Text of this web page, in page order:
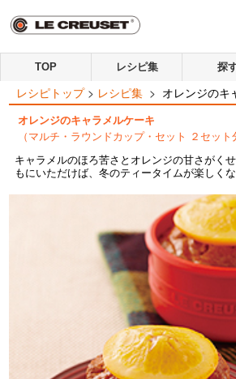
TOP レシピ集 探
レシピトップ > レシピ集 > オレンジのキ
オレンジのキャラメルケーキ
（マルチ・ラウンドカップ・セット ２セット
キャラメルのほろ苦さとオレンジの甘さがく
もにいただけば、冬のティータイムが楽しくな